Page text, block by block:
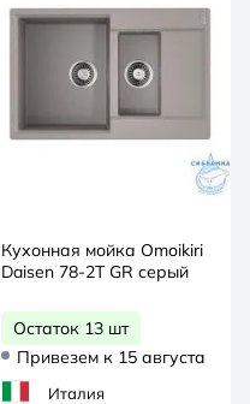
Кухонная мойка Omoikiri
Daisen 78-2T GR серый
Остаток 13 шт
Привезем к 15 августа
Италия